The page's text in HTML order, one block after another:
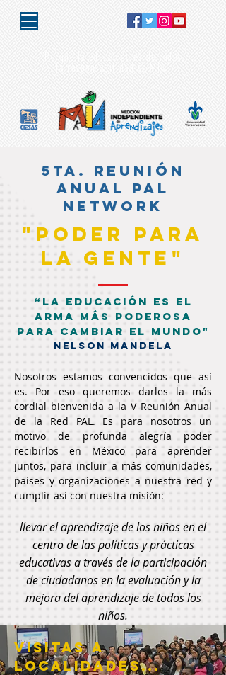
5ta. REUNIÓN
ANUAL PAL
NETWORK
"PODER PARA
LA GENTE"
“La educación es el
arma más poderosa
para cambiar el mundo"
Nelson Mandela
Nosotros estamos convencidos que así
es. Por eso queremos darles la más
cordial bienvenida a la V Reunión Anual
de la Red PAL. Es para nosotros un
motivo de profunda alegría poder
recibirlos en México para aprender
juntos, para incluir a más comunidades,
países y organizaciones a nuestra red y
cumplir así con nuestra misión:
llevar el aprendizaje de los niños en el
centro de las políticas y prácticas
educativas a través de la participación
de ciudadanos en la evaluación y la
mejora del aprendizaje de todos los
niños.
Visitas a
localidades...